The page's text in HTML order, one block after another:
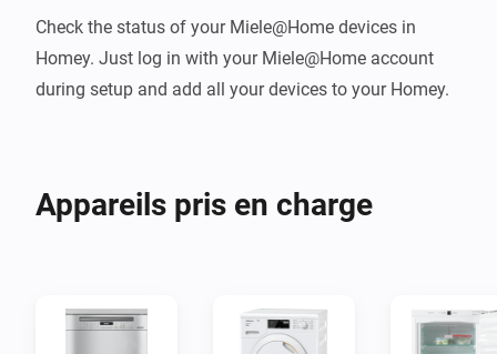
Check the status of your Miele@Home devices in
Homey. Just log in with your Miele@Home account
Appareils pris en charge